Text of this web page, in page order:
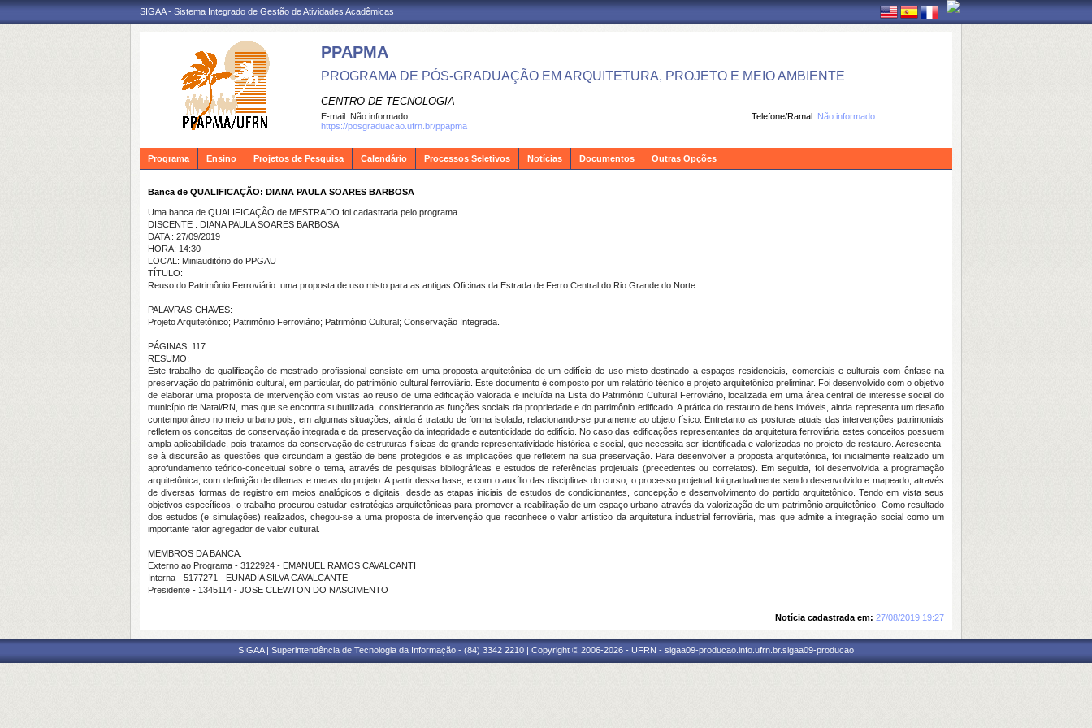
SIGAA - Sistema Integrado de Gestão de Atividades Acadêmicas
PPAPMA
PROGRAMA DE PÓS-GRADUAÇÃO EM ARQUITETURA, PROJETO E MEIO AMBIENTE
CENTRO DE TECNOLOGIA
Telefone/Ramal: Não informado
E-mail: Não informado
https://posgraduacao.ufrn.br/ppapma
Programa Ensino Projetos de Pesquisa Calendário Processos Seletivos Notícias Documentos Outras Opções
Banca de QUALIFICAÇÃO: DIANA PAULA SOARES BARBOSA
Uma banca de QUALIFICAÇÃO de MESTRADO foi cadastrada pelo programa.
DISCENTE : DIANA PAULA SOARES BARBOSA
DATA : 27/09/2019
HORA: 14:30
LOCAL: Miniauditório do PPGAU
TÍTULO:
Reuso do Patrimônio Ferroviário: uma proposta de uso misto para as antigas Oficinas da Estrada de Ferro Central do Rio Grande do Norte.
PALAVRAS-CHAVES:
Projeto Arquitetônico; Patrimônio Ferroviário; Patrimônio Cultural; Conservação Integrada.
PÁGINAS: 117
RESUMO:
Este trabalho de qualificação de mestrado profissional consiste em uma proposta arquitetônica de um edifício de uso misto destinado a espaços residenciais, comerciais e culturais com ênfase na
preservação do patrimônio cultural, em particular, do patrimônio cultural ferroviário. Este documento é composto por um relatório técnico e projeto arquitetônico preliminar. Foi desenvolvido com o objetivo
de elaborar uma proposta de intervenção com vistas ao reuso de uma edificação valorada e incluída na Lista do Patrimônio Cultural Ferroviário, localizada em uma área central de interesse social do
município de Natal/RN, mas que se encontra subutilizada, considerando as funções sociais da propriedade e do patrimônio edificado. A prática do restauro de bens imóveis, ainda representa um desafio
contemporâneo no meio urbano pois, em algumas situações, ainda é tratado de forma isolada, relacionando-se puramente ao objeto físico. Entretanto as posturas atuais das intervenções patrimoniais
refletem os conceitos de conservação integrada e da preservação da integridade e autenticidade do edifício. No caso das edificações representantes da arquitetura ferroviária estes conceitos possuem
ampla aplicabilidade, pois tratamos da conservação de estruturas físicas de grande representatividade histórica e social, que necessita ser identificada e valorizadas no projeto de restauro. Acrescenta-
se à discursão as questões que circundam a gestão de bens protegidos e as implicações que refletem na sua preservação. Para desenvolver a proposta arquitetônica, foi inicialmente realizado um
aprofundamento teórico-conceitual sobre o tema, através de pesquisas bibliográficas e estudos de referências projetuais (precedentes ou correlatos). Em seguida, foi desenvolvida a programação
arquitetônica, com definição de dilemas e metas do projeto. A partir dessa base, e com o auxílio das disciplinas do curso, o processo projetual foi gradualmente sendo desenvolvido e mapeado, através
de diversas formas de registro em meios analógicos e digitais, desde as etapas iniciais de estudos de condicionantes, concepção e desenvolvimento do partido arquitetônico. Tendo em vista seus
objetivos específicos, o trabalho procurou estudar estratégias arquitetônicas para promover a reabilitação de um espaço urbano através da valorização de um patrimônio arquitetônico. Como resultado
dos estudos (e simulações) realizados, chegou-se a uma proposta de intervenção que reconhece o valor artístico da arquitetura industrial ferroviária, mas que admite a integração social como um
importante fator agregador de valor cultural.
MEMBROS DA BANCA:
Externo ao Programa - 3122924 - EMANUEL RAMOS CAVALCANTI
Interna - 5177271 - EUNADIA SILVA CAVALCANTE
Presidente - 1345114 - JOSE CLEWTON DO NASCIMENTO
Notícia cadastrada em: 27/08/2019 19:27
SIGAA | Superintendência de Tecnologia da Informação - (84) 3342 2210 | Copyright © 2006-2026 - UFRN - sigaa09-producao.info.ufrn.br.sigaa09-producao